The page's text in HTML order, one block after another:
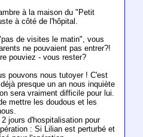
à la maison du "Petit
à côté de l'hôpital.
de visites le matin", vous
ne pouvaient pas entrer?!
pouviez - vous rester?
pouvons nous tutoyer ! C'est
presque un an nous inquiète
sera vraiment difficile pour lui.
mettre les doudous et les
jours d'hospitalisation pour
: Si Lilian est perturbé et